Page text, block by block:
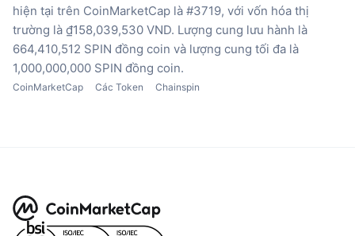
hiện tại trên CoinMarketCap là #3719, với vốn hóa thị
trường là ₫158,039,530 VND. Lượng cung lưu hành là
664,410,512 SPIN đồng coin và lượng cung tối đa là
1,000,000,000 SPIN đồng coin.
CoinMarketCap Các Token Chainspin